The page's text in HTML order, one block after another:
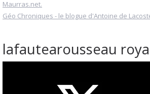
Maurras.net.
Géo Chroniques - le blogue d'Antoine de
lafautearousseau